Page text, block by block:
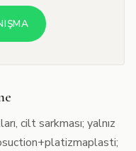
cilt sarkması; yalnız